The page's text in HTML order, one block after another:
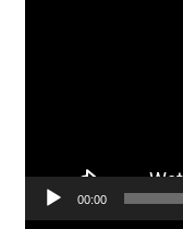
00:00